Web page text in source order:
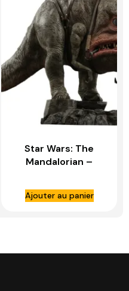
Star Wars: The
Mandalorian –
Figure – HOT TOYS
Ajouter au panier